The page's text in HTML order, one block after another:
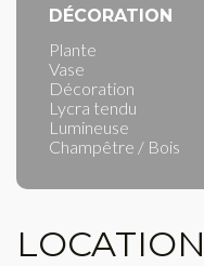
DÉCORATION
Plante
Vase
Décoration
Lycra tendu
Lumineuse
Champêtre / Bois